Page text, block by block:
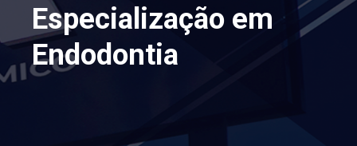
Especialização em
Endodontia